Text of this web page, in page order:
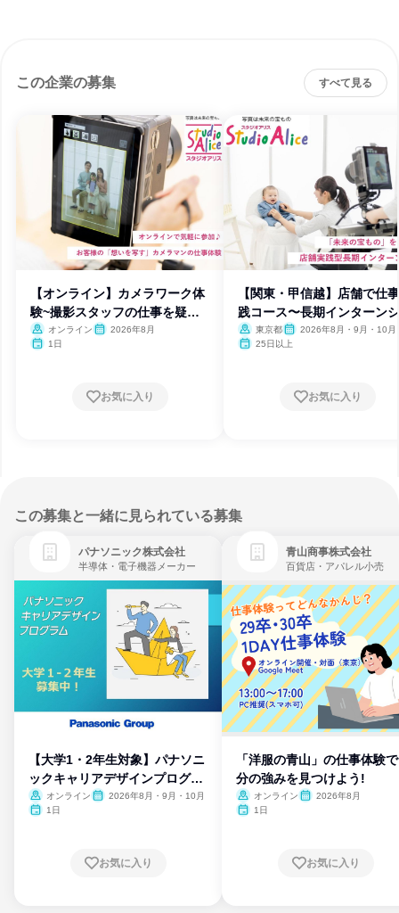
この企業の募集 すべて見る
【オンライン】カメラワーク体
験~撮影スタッフの仕事を疑似
体験オンライン
2026年8月
1日
お気に入り
【関東・甲信越】店舗で仕
践コース〜長期インターン
プ〜東京都
2026年8月・9月・10月
月
25日以上
お気に入り
この募集と一緒に見られている募集
パナソニック株式会社
半導体・電子機器メーカー
【大学1・2年生対象】パナソニ
ックキャリアデザインプログラ
ム
オンライン
2026年8月・9月・10月
1日
お気に入り
青山商事株式会社
百貨店・アパレル小売
「洋服の青山」の仕事体験
分の強みを見つけよう!
オンライン
2026年8月
1日
お気に入り